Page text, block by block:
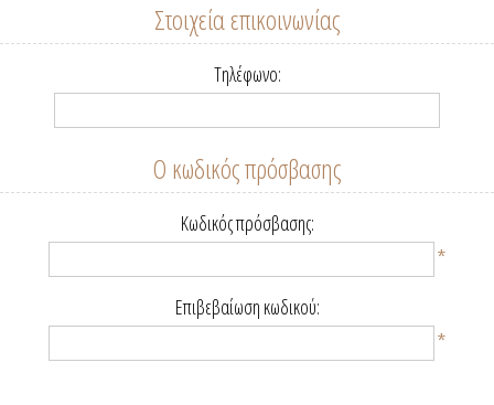
Στοιχεία επικοινωνίας
Τηλέφωνο:
Ο κωδικός πρόσβασης
Κωδικός πρόσβασης:
*
Επιβεβαίωση κωδικού:
*